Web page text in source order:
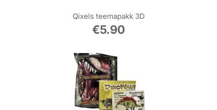
Qixels teemapakk 3D
€5.90